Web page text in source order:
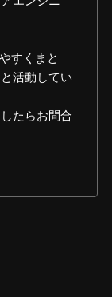
すくまと
活動してい
たらお問合